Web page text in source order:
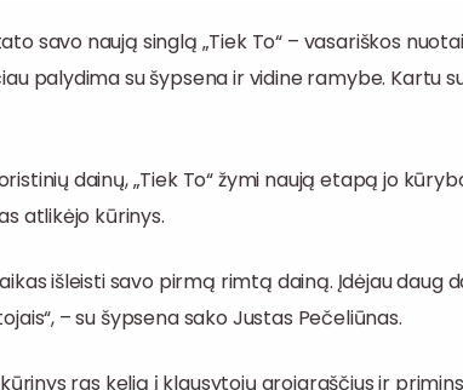
savo naują singlą „Tiek To“ – vasariškos
palydima su šypsena ir vidine ramybe. Kartu
dainų, „Tiek To“ žymi naują etapą jo
atlikėjo kūrinys.
išleisti savo pirmą rimtą dainą. Įdėjau daug
– su šypsena sako Justas Pečeliūnas.
ras kelią į klausytojų grojaraščius ir